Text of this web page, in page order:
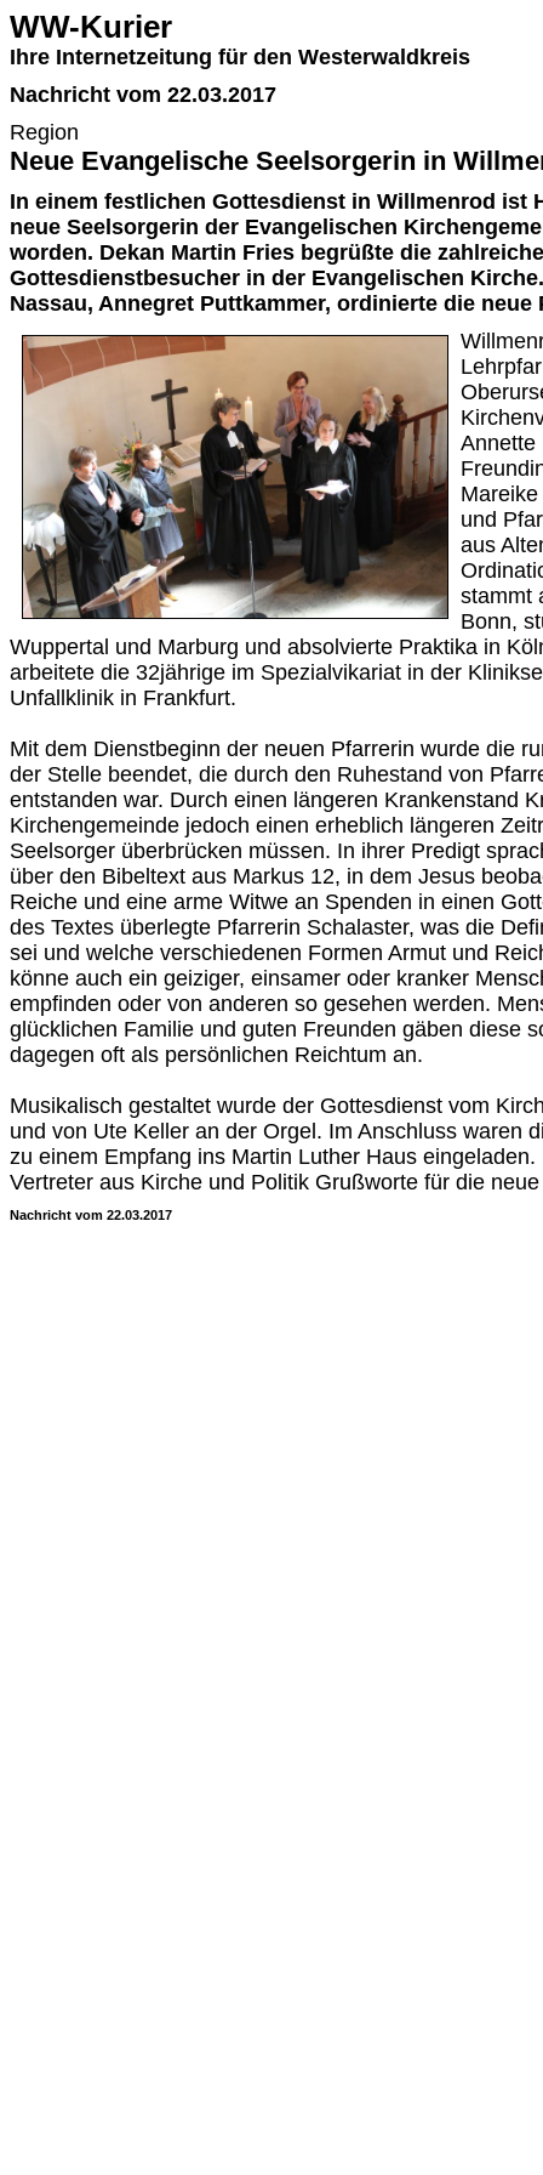
WW-Kurier
Ihre Internetzeitung für den Westerwaldkreis
Nachricht vom 22.03.2017
Region
Neue Evangelische Seelsorgerin in
In einem festlichen Gottesdienst in Willmenrod ist
neue Seelsorgerin der Evangelischen
worden. Dekan Martin Fries begrüßte die
Gottesdienstbesucher in der Evangelischen
Nassau, Annegret Puttkammer, ordinierte die neue
Annette
und
aus
stammt
Bonn,
Wuppertal und Marburg und absolvierte Praktika in
arbeitete die 32jährige im Spezialvikariat in der
Unfallklinik in Frankfurt.
Mit dem Dienstbeginn der neuen Pfarrerin wurde die
der Stelle beendet, die durch den Ruhestand von
entstanden war. Durch einen längeren Krankenstand
Kirchengemeinde jedoch einen erheblich längeren
Seelsorger überbrücken müssen. In ihrer Predigt
über den Bibeltext aus Markus 12, in dem Jesus
Reiche und eine arme Witwe an Spenden in einen
des Textes überlegte Pfarrerin Schalaster, was die
sei und welche verschiedenen Formen Armut und
könne auch ein geiziger, einsamer oder kranker
empfinden oder von anderen so gesehen werden.
glücklichen Familie und guten Freunden gäben diese
dagegen oft als persönlichen Reichtum an.
Musikalisch gestaltet wurde der Gottesdienst vom
und von Ute Keller an der Orgel. Im Anschluss waren
zu einem Empfang ins Martin Luther Haus
Vertreter aus Kirche und Politik Grußworte für die
Nachricht vom 22.03.2017